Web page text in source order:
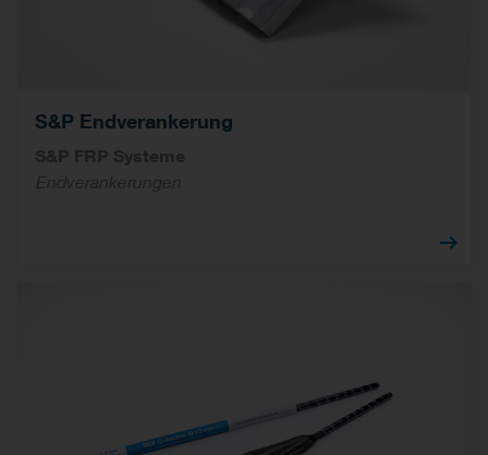
S&P Endverankerung
S&P FRP Systeme
Endverankerungen